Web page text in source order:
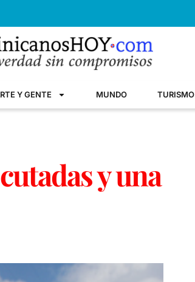
Y GENTE MUNDO TURISMO
y una